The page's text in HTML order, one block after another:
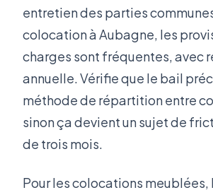
entretien des parties
colocation à Aubagne, les
charges sont fréquentes, avec
annuelle. Vérifie que le bail
méthode de répartition entre
sinon ça devient un sujet de
de trois mois.
Pour les colocations meublées,